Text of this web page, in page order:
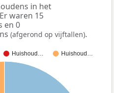
in het
waren 15
en 0
(afgerond op vijftallen).
Huishoud… Huishoud…